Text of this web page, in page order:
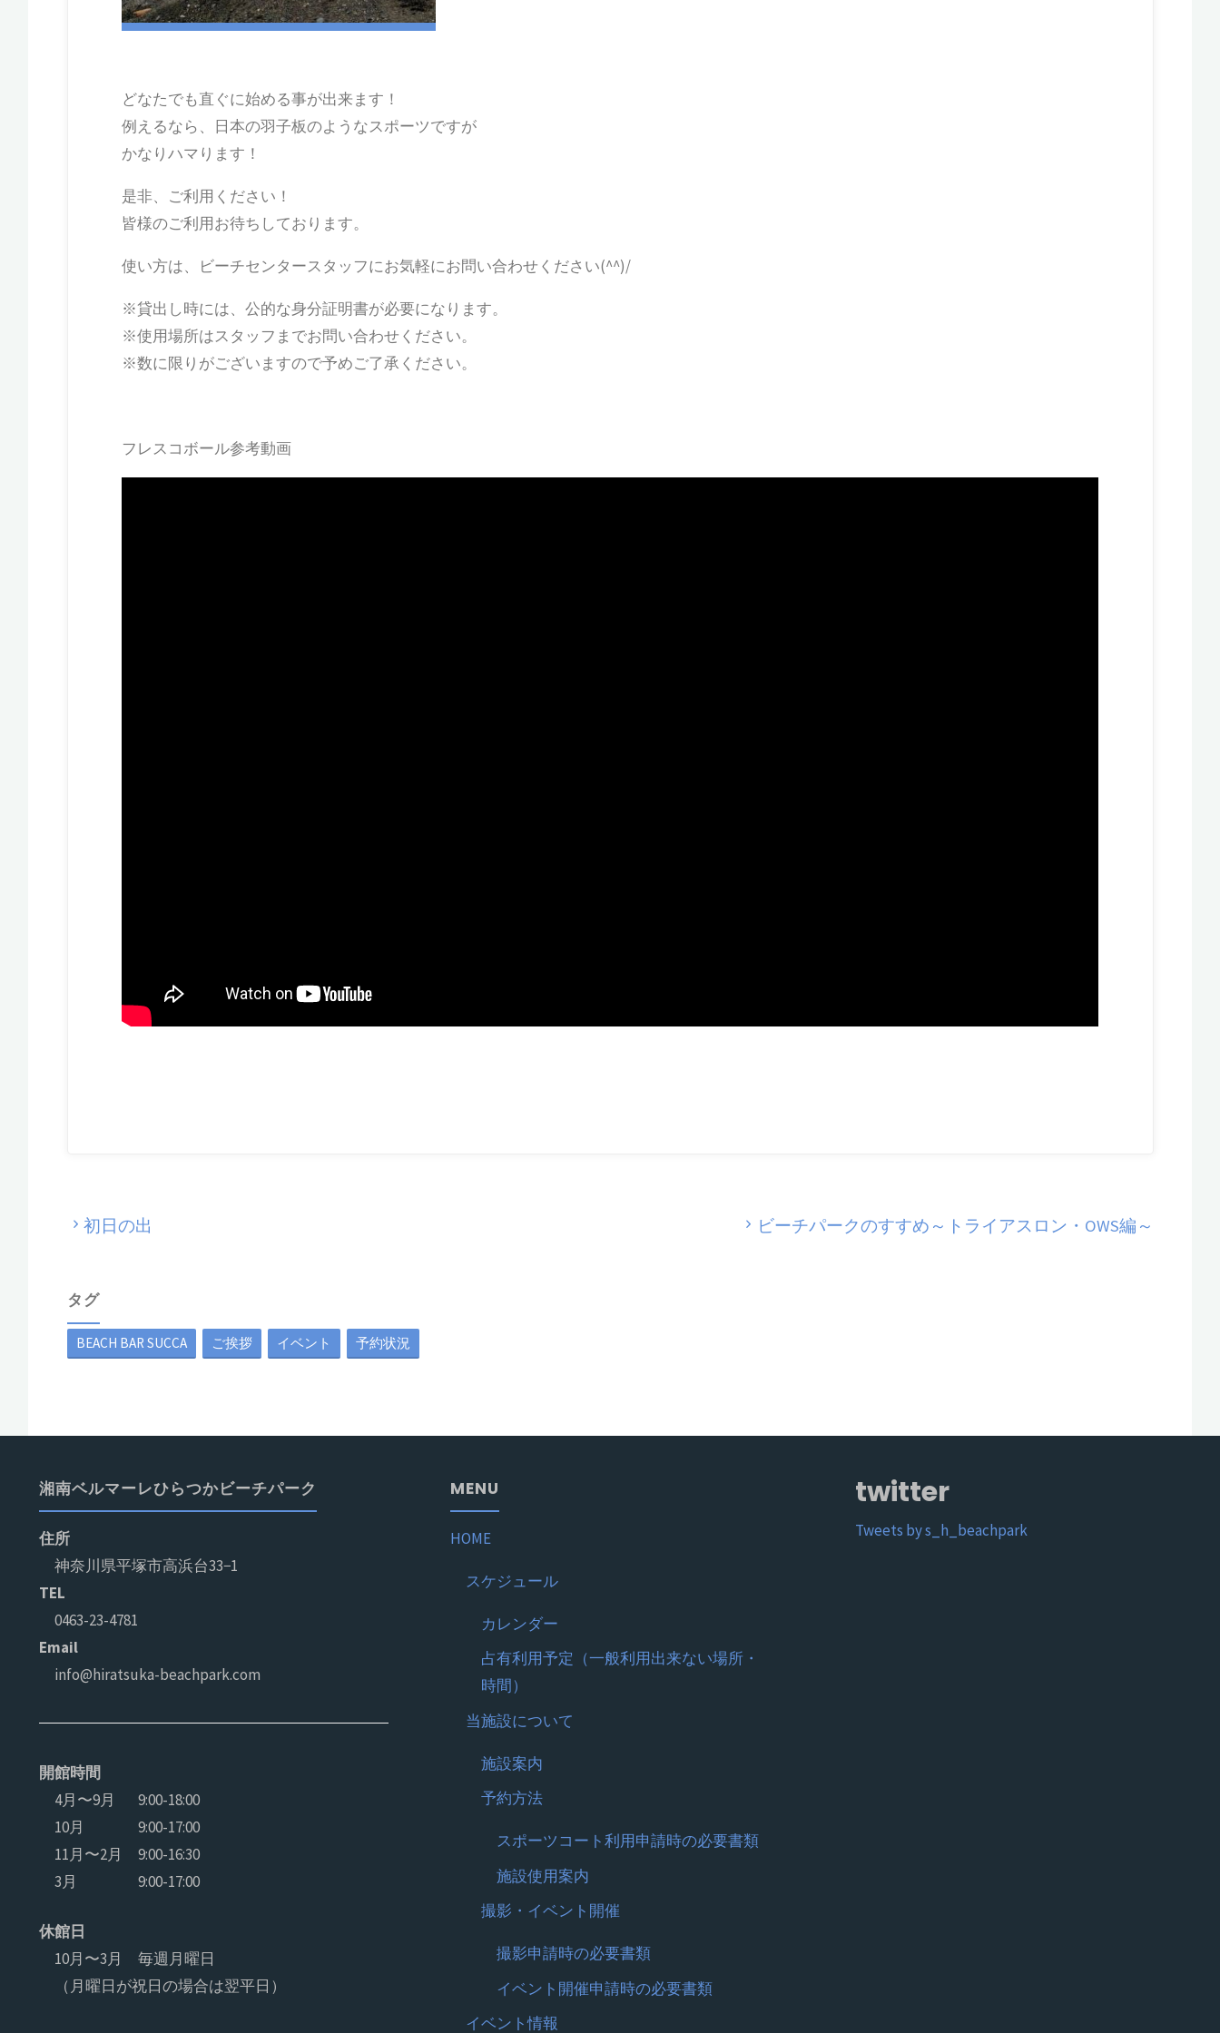
どなたでも直ぐに始める事が出来ます！
例えるなら、日本の羽子板のようなスポーツですが
かなりハマります！
是非、ご利用ください！
皆様のご利用お待ちしております。
使い方は、ビーチセンタースタッフにお気軽にお問い合わせください(^^)/
※貸出し時には、公的な身分証明書が必要になります。
※使用場所はスタッフまでお問い合わせください。
※数に限りがございますので予めご了承ください。
フレスコボール参考動画
初日の出 ビーチパークのすすめ～トライアスロン・OWS編～
タグ
BEACH BAR SUCCA ご挨拶 イベント 予約状況
湘南ベルマーレひらつかビーチパーク
住所
神奈川県平塚市高浜台33−1
TEL
0463-23-4781
Email
info@hiratsuka-beachpark.com
開館時間
4月〜9月
9:00-18:00
10月
9:00-17:00
11月〜2月
9:00-16:30
3月
9:00-17:00
休館日
10月〜3月 毎週月曜日
（月曜日が祝日の場合は翌平日）
MENU
HOME
スケジュール
カレンダー
占有利用予定（一般利用出来ない場所・
時間）
当施設について
施設案内
予約方法
スポーツコート利用申請時の必要書類
施設使用案内
撮影・イベント開催
撮影申請時の必要書類
イベント開催申請時の必要書類
イベント情報
twitter
Tweets by s_h_beachpark